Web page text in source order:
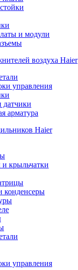
и модули
воздуха Haier
управления
датчики
арматура
Haier
крыльчатки
конденсеры
управления